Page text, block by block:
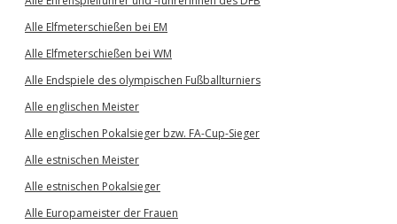
Alle Elfmeterschießen bei EM
Alle Elfmeterschießen bei WM
Alle Endspiele des olympischen Fußballturniers
Alle englischen Meister
Alle englischen Pokalsieger bzw. FA-Cup-Sieger
Alle estnischen Meister
Alle estnischen Pokalsieger
Alle Europameister der Frauen